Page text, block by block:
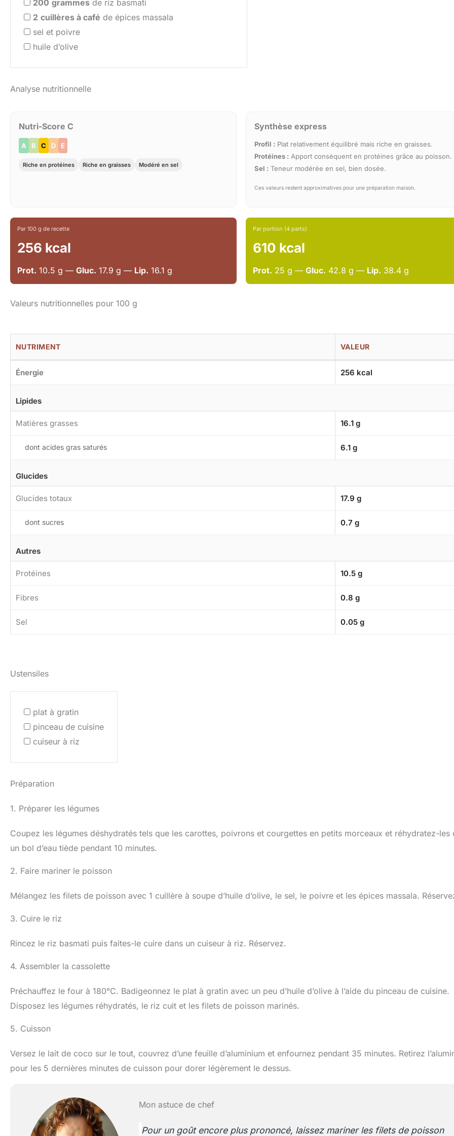
200 grammes de riz basmati
2 cuillères à café de épices massala
sel et poivre
huile d’olive
Analyse nutritionnelle
Nutri-Score C
A B C D E
Riche en protéines Riche en graisses Modéré en sel
Synthèse express
Profil : Plat relativement équilibré mais riche en graisses.
Protéines : Apport conséquent en protéines grâce au poisson.
Sel : Teneur modérée en sel, bien dosée.
Ces valeurs restent approximatives pour une préparation maison.
Par 100 g de recette
256 kcal
Prot. 10.5 g — Gluc. 17.9 g — Lip. 16.1 g
Par portion (4 parts)
610 kcal
Prot. 25 g —Gluc. 42.8 g — Lip. 38.4 g
Valeurs nutritionnelles pour 100 g
NUTRIMENT VALEUR
Énergie 256 kcal
Lipides
Matières grasses 16.1 g
dont acides gras saturés 6.1 g
Glucides
Glucides totaux 17.9 g
dont sucres 0.7 g
Autres
Protéines 10.5 g
Fibres 0.8 g
Sel 0.05 g
Ustensiles
plat à gratin
pinceau de cuisine
cuiseur à riz
Préparation
1. Préparer les légumes
Coupez les légumes déshydratés tels que les carottes, poivrons et courgettes en petits morceaux et réhydratez-les
un bol d’eau tiède pendant 10 minutes.
2. Faire mariner le poisson
Mélangez les filets de poisson avec 1 cuillère à soupe d’huile d’olive, le sel, le poivre et les épices massala.
3. Cuire le riz
Rincez le riz basmati puis faites-le cuire dans un cuiseur à riz. Réservez.
4. Assembler la cassolette
Préchauffez le four à 180°C. Badigeonnez le plat à gratin avec un peu d’huile d’olive à l’aide du pinceau de cuisine.
Disposez les légumes réhydratés, le riz cuit et les filets de poisson marinés.
5. Cuisson
Versez le lait de coco sur le tout, couvrez d’une feuille d’aluminium et enfournez pendant 35 minutes. Retirez
pour les 5 dernières minutes de cuisson pour dorer légèrement le dessus.
Mon astuce de chef
Pour un goût encore plus prononcé, laissez mariner les filets de poisson